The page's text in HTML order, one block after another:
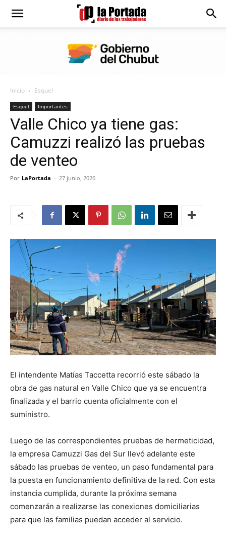
Diario
Portada
Inicio Esquel
Esquel Importantes
Valle Chico ya tiene gas:
Camuzzi realizó las pruebas
de venteo
Por LaPortada - 27 junio, 2026
El intendente Matías Taccetta recorrió este sábado la
obra de gas natural en Valle Chico que ya se encuentra
finalizada y el barrio cuenta oficialmente con el
suministro.
Luego de las correspondientes pruebas de hermeticidad,
la empresa Camuzzi Gas del Sur llevó adelante este
sábado las pruebas de venteo, un paso fundamental para
la puesta en funcionamiento definitiva de la red. Con esta
instancia cumplida, durante la próxima semana
comenzarán a realizarse las conexiones domiciliarias
para que las familias puedan acceder al servicio.